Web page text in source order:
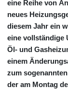
eine Reihe von
neues
diesem Jahr ein
eine vollständige
Öl- und
einem
zum
der am Montag